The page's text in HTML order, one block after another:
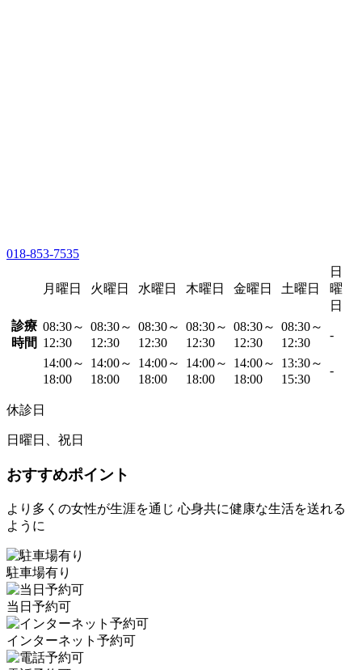
018-853-7535
月曜日 火曜日 水曜日 木曜日 金曜日 土曜日
日
曜
日
診療
時間
08:30～
12:30
08:30～
12:30
08:30～
12:30
08:30～
12:30
08:30～
12:30
08:30～
12:30
-
14:00～
18:00
14:00～
18:00
14:00～
18:00
14:00～
18:00
14:00～
18:00
13:30～
15:30
-
休診日
日曜日、祝日
おすすめポイント
より多くの女性が生涯を通じ 心身共に健康な生活を送れる
ように
駐車場有り
当日予約可
インターネット予約可